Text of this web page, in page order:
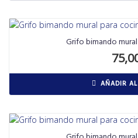
Grifo bimando
AÑADIR